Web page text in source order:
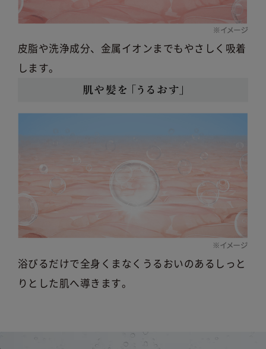
皮脂や洗浄成分、金属イオンまでもやさしく吸着
します。
浴びるだけで全身くまなくうるおいのあるしっと
りとした肌へ導きます。